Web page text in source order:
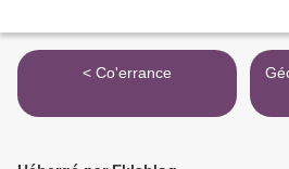
< Co'errance